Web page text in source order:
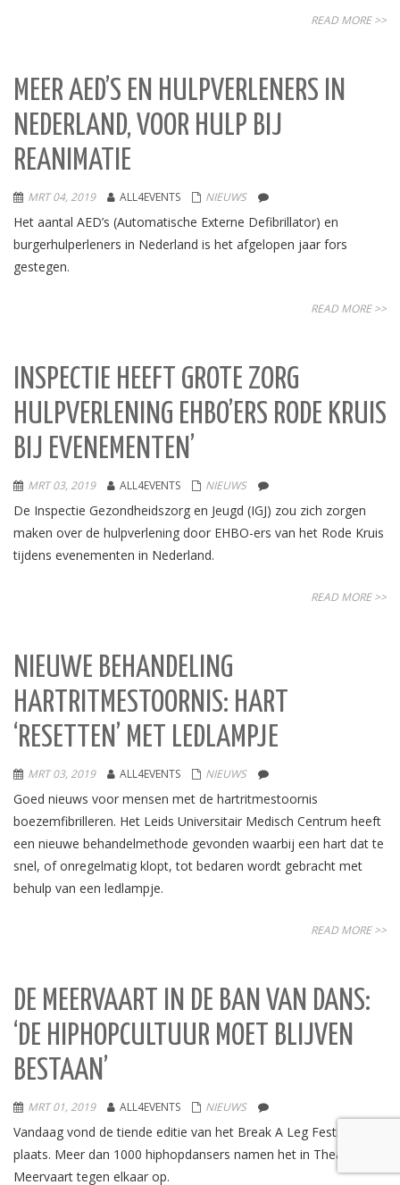
READ MORE >>
MEER AED’S EN HULPVERLENERS IN
NEDERLAND, VOOR HULP BIJ
REANIMATIE
MRT 04, 2019 ALL4EVENTS NIEUWS
Het aantal AED’s (Automatische Externe Defibrillator) en
burgerhulperleners in Nederland is het afgelopen jaar fors
gestegen.
READ MORE >>
INSPECTIE HEEFT GROTE ZORG
HULPVERLENING EHBO’ERS RODE KRUIS
BIJ EVENEMENTEN’
MRT 03, 2019 ALL4EVENTS NIEUWS
De Inspectie Gezondheidszorg en Jeugd (IGJ) zou zich zorgen
maken over de hulpverlening door EHBO-ers van het Rode Kruis
tijdens evenementen in Nederland.
READ MORE >>
NIEUWE BEHANDELING
HARTRITMESTOORNIS: HART
‘RESETTEN’ MET LEDLAMPJE
MRT 03, 2019 ALL4EVENTS NIEUWS
Goed nieuws voor mensen met de hartritmestoornis
boezemfibrilleren. Het Leids Universitair Medisch Centrum heeft
een nieuwe behandelmethode gevonden waarbij een hart dat te
snel, of onregelmatig klopt, tot bedaren wordt gebracht met
behulp van een ledlampje.
READ MORE >>
DE MEERVAART IN DE BAN VAN DANS:
‘DE HIPHOPCULTUUR MOET BLIJVEN
BESTAAN’
MRT 01, 2019 ALL4EVENTS NIEUWS
Vandaag vond de tiende editie van het Break A Leg Festival
plaats. Meer dan 1000 hiphopdansers namen het in Theater de
Meervaart tegen elkaar op.